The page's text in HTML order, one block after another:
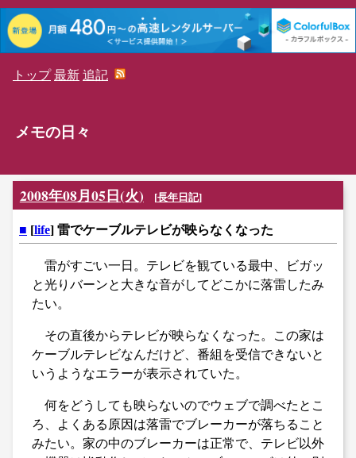
トップ 最新 追記
メモの日々
2008年08月05日(火) [長年日記]
■ [life] 雷でケーブルテレビが映らなくなった
雷がすごい一日。テレビを観ている最中、ビガッ
と光りバーンと大きな音がしてどこかに落雷したみ
たい。
その直後からテレビが映らなくなった。この家は
ケーブルテレビなんだけど、番組を受信できないと
いうようなエラーが表示されていた。
何をどうしても映らないのでウェブで調べたとこ
ろ、よくある原因は落雷でブレーカーが落ちること
みたい。家の中のブレーカーは正常で、テレビ以外